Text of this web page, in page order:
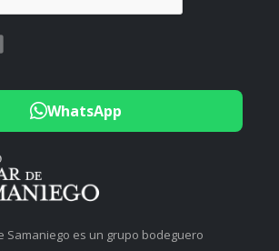
WhatsApp
Samaniego es un grupo bodeguero